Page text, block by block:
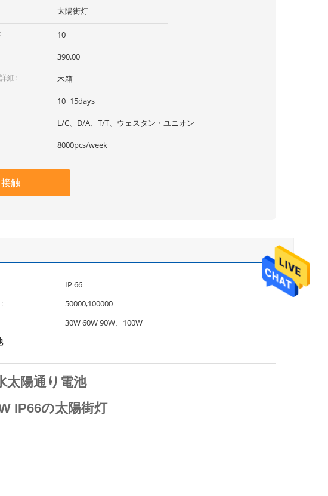
太陽街灯
10
390.00
細:
木箱
10~15days
L/C、D/A、T/T、ウェスタン・ユニオン
8000pcs/week
接触
IP 66
50000,100000
30W 60W 90W、100W
太陽通り電池
IP66の太陽街灯